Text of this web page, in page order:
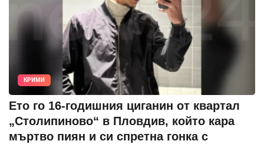
КРИМИ
Ето го 16-годишния циганин от квартал
„Столипиново“ в Пловдив, който кара
мъртво пиян и си спретна гонка с